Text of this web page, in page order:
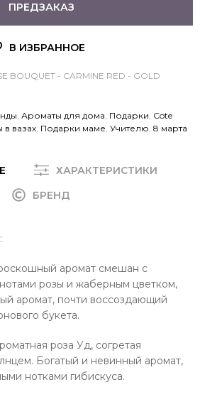
ПРЕДЗАКАЗ
BOUQUET - CARMINE RED - GOLD
Ароматы для дома Подарки Cote
в вазах Подарки маме Учителю 8 марта
ХАРАКТЕРИСТИКИ
БРЕНД
аромат смешан с
розы и жаберным цветком,
аромат, почти воссоздающий
букета.
роза Уд, согретая
Богатый и невинный аромат,
нотками гибискуса.